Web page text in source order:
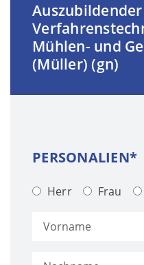
Auszubildender
Mühlen- und
(Müller) (gn)
PERSONALIEN*
Herr Frau